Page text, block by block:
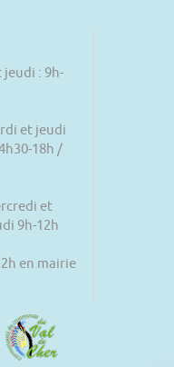
: 9h-
et jeudi
18h /
et
9h-12h
en mairie